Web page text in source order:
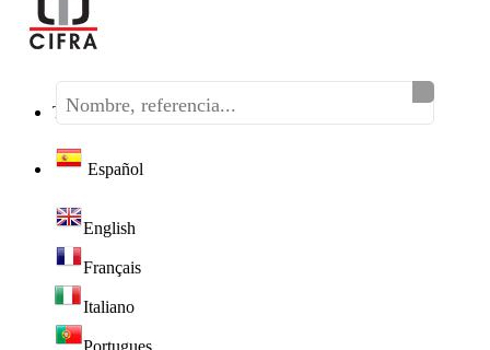
Teléfono:(+34) 968 320 046
Español
English
Français
Italiano
Portugues